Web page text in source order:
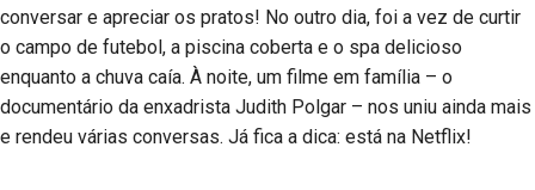
conversar e apreciar os pratos! No outro dia, foi a vez de curtir
o campo de futebol, a piscina coberta e o spa delicioso
enquanto a chuva caía. À noite, um filme em família – o
documentário da enxadrista Judith Polgar – nos uniu ainda mais
e rendeu várias conversas. Já fica a dica: está na Netflix!